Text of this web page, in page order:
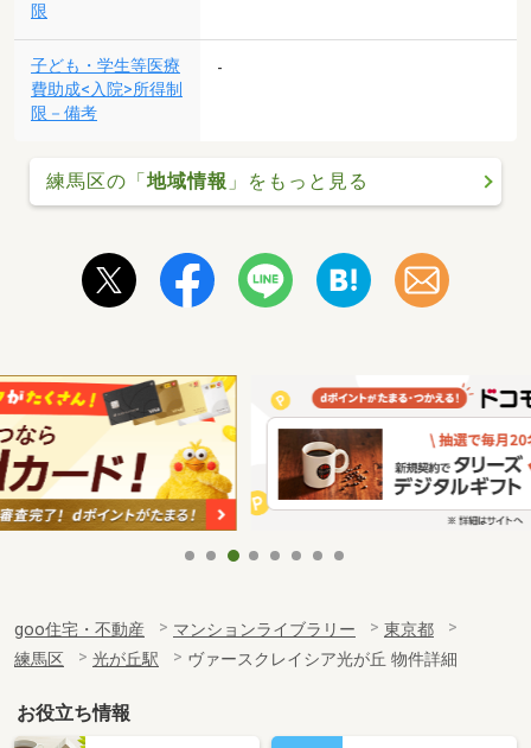
限
子ども・学生等医療
費助成<入院>所得制
限－備考
-
練馬区の「地域情報 」をもっと見る
goo住宅・不動産 マンションライブラリー
東京都
練馬区
光が丘駅 ヴァースクレイシア光が丘 物件詳細
お役立ち情報